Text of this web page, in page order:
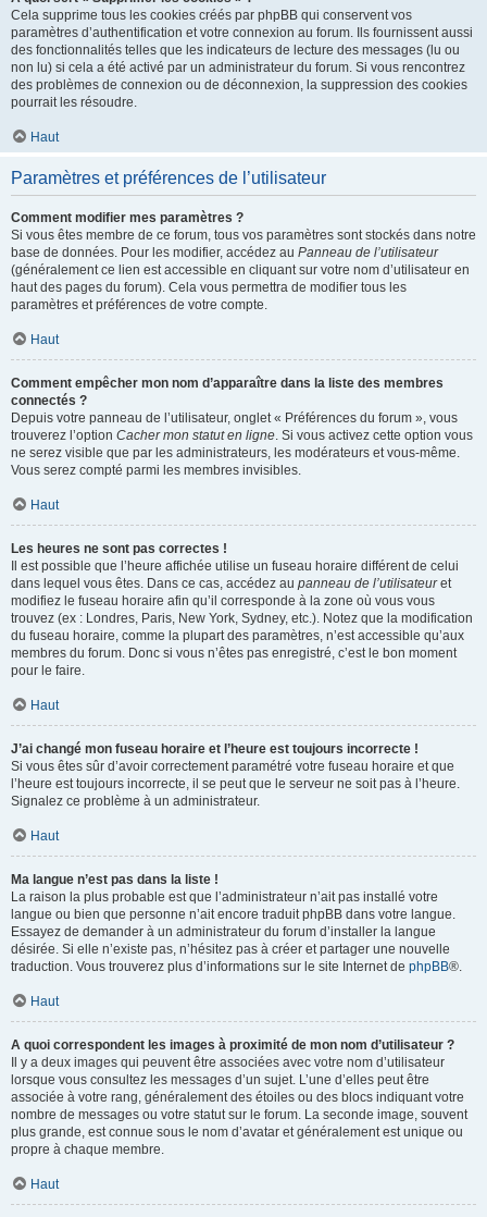
Cela supprime tous les cookies créés par phpBB qui conservent vos
paramètres d’authentification et votre connexion au forum. Ils fournissent aussi
des fonctionnalités telles que les indicateurs de lecture des messages (lu ou
non lu) si cela a été activé par un administrateur du forum. Si vous rencontrez
des problèmes de connexion ou de déconnexion, la suppression des cookies
pourrait les résoudre.
Haut
Paramètres et préférences de l’utilisateur
Comment modifier mes paramètres ?
Si vous êtes membre de ce forum, tous vos paramètres sont stockés dans notre
base de données. Pour les modifier, accédez au Panneau de l’utilisateur
(généralement ce lien est accessible en cliquant sur votre nom d’utilisateur en
haut des pages du forum). Cela vous permettra de modifier tous les
paramètres et préférences de votre compte.
Haut
Comment empêcher mon nom d’apparaître dans la liste des membres
connectés ?
Depuis votre panneau de l’utilisateur, onglet « Préférences du forum », vous
trouverez l’option Cacher mon statut en ligne. Si vous activez cette option vous
ne serez visible que par les administrateurs, les modérateurs et vous-même.
Vous serez compté parmi les membres invisibles.
Haut
Les heures ne sont pas correctes !
Il est possible que l’heure affichée utilise un fuseau horaire différent de celui
dans lequel vous êtes. Dans ce cas, accédez au panneau de l’utilisateuret
modifiez le fuseau horaire afin qu’il corresponde à la zone où vous vous
trouvez (ex : Londres, Paris, New York, Sydney, etc.). Notez que la modification
du fuseau horaire, comme la plupart des paramètres, n’est accessible qu’aux
membres du forum. Donc si vous n’êtes pas enregistré, c’est le bon moment
pour le faire.
Haut
J’ai changé mon fuseau horaire et l’heure est toujours incorrecte !
Si vous êtes sûr d’avoir correctement paramétré votre fuseau horaire et que
l’heure est toujours incorrecte, il se peut que le serveur ne soit pas à l’heure.
Signalez ce problème à un administrateur.
Haut
Ma langue n’est pas dans la liste !
La raison la plus probable est que l’administrateur n’ait pas installé votre
langue ou bien que personne n’ait encore traduit phpBB dans votre langue.
Essayez de demander à un administrateur du forum d’installer la langue
désirée. Si elle n’existe pas, n’hésitez pas à créer et partager une nouvelle
traduction. Vous trouverez plus d’informations sur le site Internet de phpBB®.
Haut
A quoi correspondent les images à proximité de mon nom d’utilisateur ?
Il y a deux images qui peuvent être associées avec votre nom d’utilisateur
lorsque vous consultez les messages d’un sujet. L’une d’elles peut être
associée à votre rang, généralement des étoiles ou des blocs indiquant votre
nombre de messages ou votre statut sur le forum. La seconde image, souvent
plus grande, est connue sous le nom d’avatar et généralement est unique ou
propre à chaque membre.
Haut